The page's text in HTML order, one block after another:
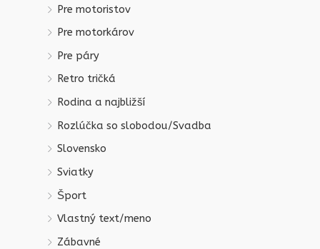
Pre motoristov
Pre motorkárov
Pre páry
Retro tričká
Rodina a najbližší
Rozlúčka so slobodou/Svadba
Slovensko
Sviatky
Šport
Vlastný text/meno
Zábavné